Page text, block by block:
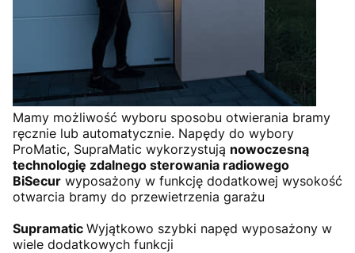
Mamy możliwość wyboru sposobu otwierania bramy
ręcznie lub automatycznie. Napędy do wybory
ProMatic, SupraMatic wykorzystują nowoczesną
technologię zdalnego sterowania radiowego
BiSecur wyposażony w funkcję dodatkowej wysokość
otwarcia bramy do przewietrzenia garażu
Supramatic Wyjątkowo szybki napęd wyposażony w
wiele dodatkowych funkcji